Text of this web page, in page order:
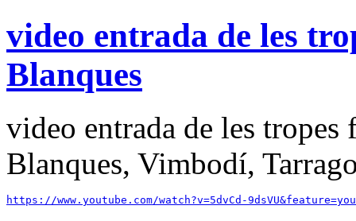
video entrada de les
Blanques
video entrada de les tropes
Blanques, Vimbodí,
https://www.youtube.com/watch?v=5dvCd-